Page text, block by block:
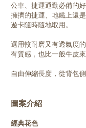
公車、捷運通勤必備的
擁擠的捷運、地鐵上還
遊卡隨時隨地取用。
選用較耐磨又有透氣度
有質感，也比一般牛皮
自由伸縮長度，從背包
圖案介紹
經典花色